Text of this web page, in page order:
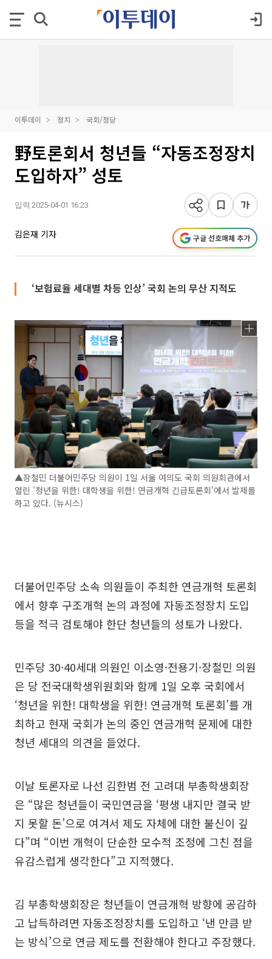
이투데이 정치 국회/정당
野토론회서 청년들 “자동조정장치
도입하자” 성토
입력 2025-04-01 16:23
김은재 기자 구글 선호매체 추가
‘보험료율 세대별 차등 인상’ 국회 논의 무산 지적도
▲장철민 더불어민주당 의원이 1일 서울 여의도 국회 의원회관에서
열린 '청년을 위한! 대학생을 위한! 연금개혁 긴급토론회'에서 발제를
하고 있다. (뉴시스)
더불어민주당 소속 의원들이 주최한 연금개혁 토론회
에서 향후 구조개혁 논의 과정에 자동조정장치 도입
등을 적극 검토해야 한단 청년들의 성토가 나왔다.
민주당 30·40세대 의원인 이소영·전용기·장철민 의원
은 당 전국대학생위원회와 함께 1일 오후 국회에서
‘청년을 위한! 대학생을 위한! 연금개혁 토론회’를 개
최하고 현재 국회가 논의 중인 연금개혁 문제에 대한
청년 세대의 의견을 들었다.
이날 토론자로 나선 김한범 전 고려대 부총학생회장
은 “많은 청년들이 국민연금을 ‘평생 내지만 결국 받
지 못할 돈’으로 여겨서 제도 자체에 대한 불신이 깊
다”며 “이번 개혁이 단순한 모수적 조정에 그친 점을
유감스럽게 생각한다”고 지적했다.
김 부총학생회장은 청년들이 연금개혁 방향에 공감하
고 납득하려면 자동조정장치를 도입하고 ‘낸 만큼 받
는 방식’으로 연금 제도를 전환해야 한다고 주장했다.